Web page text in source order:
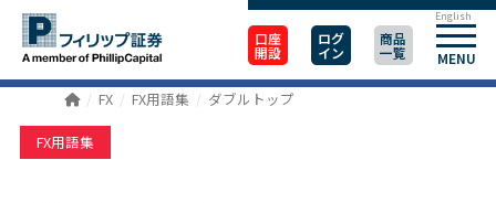
口座
開設
ログ
イン
商品
一覧 MENU
English
FX FX用語集 ダブルトップ
FX用語集